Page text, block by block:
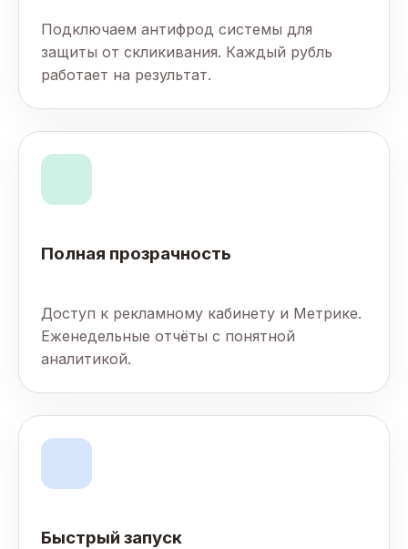
Подключаем антифрод системы для
защиты от скликивания. Каждый рубль
работает на результат.
Полная прозрачность
Доступ к рекламному кабинету и Метрике.
Еженедельные отчёты с понятной
аналитикой.
Быстрый запуск